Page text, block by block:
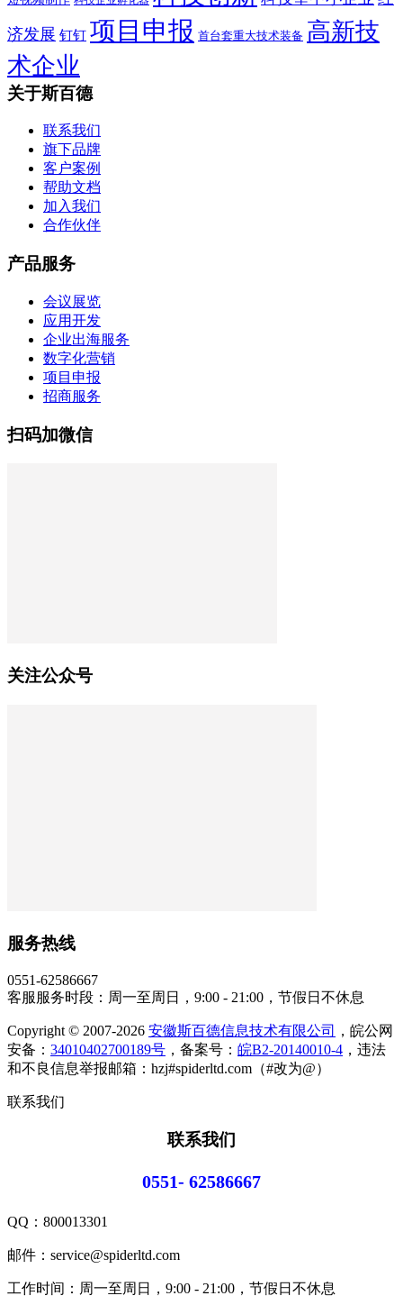
济发展 钉钉 项目申报 首台套重大技术装备 高新技
术企业
关于斯百德
联系我们
旗下品牌
客户案例
帮助文档
加入我们
合作伙伴
产品服务
会议展览
应用开发
企业出海服务
数字化营销
项目申报
招商服务
扫码加微信
关注公众号
服务热线
0551-62586667
客服服务时段：周一至周日，9:00 - 21:00，节假日不休息
Copyright © 2007-2026 安徽斯百德信息技术有限公司
，皖公网
安备： 34010402700189号 ，备案号： 皖B2-20140010-4 ，违法
和不良信息举报邮箱：hzj#spiderltd.com（#改为@）
联系我们
联系我们
0551- 62586667
QQ： 800013301
邮件：service@spiderltd.com
工作时间：周一至周日，9:00 - 21:00，节假日不休息